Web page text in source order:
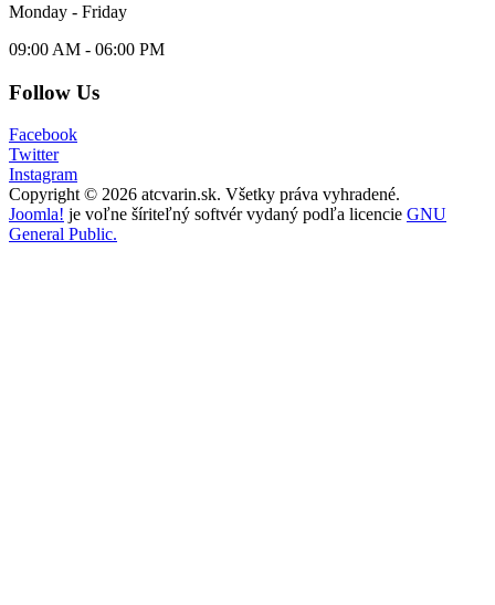
Monday - Friday
09:00 AM - 06:00 PM
Follow Us
Facebook
Twitter
Instagram
Copyright © 2026 atcvarin.sk. Všetky práva vyhradené.
Joomla! je voľne šíriteľný softvér vydaný podľa licencie GNU
General Public.